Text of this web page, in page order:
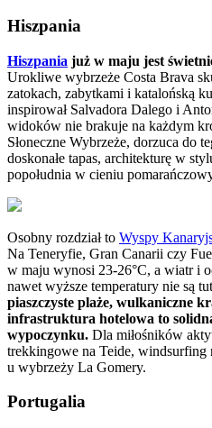
Hiszpania
Hiszpania już w maju jest
Urokliwe wybrzeże Costa Brava
zatokach, zabytkami i katalońską
inspirował Salvadora Dalego i
widoków nie brakuje na każdym
Słoneczne Wybrzeże, dorzuca do
doskonałe tapas, architekturę w
popołudnia w cieniu
Osobny rozdział to Wyspy
Na Teneryfie, Gran Canarii czy
w maju wynosi 23-26°C, a wiatr i
nawet wyższe temperatury nie są
piaszczyste plaże, wulkaniczne
infrastruktura hotelowa to
wypoczynku. Dla miłośników
trekkingowe na Teide, windsurfing
u wybrzeży La Gomery.
Portugalia